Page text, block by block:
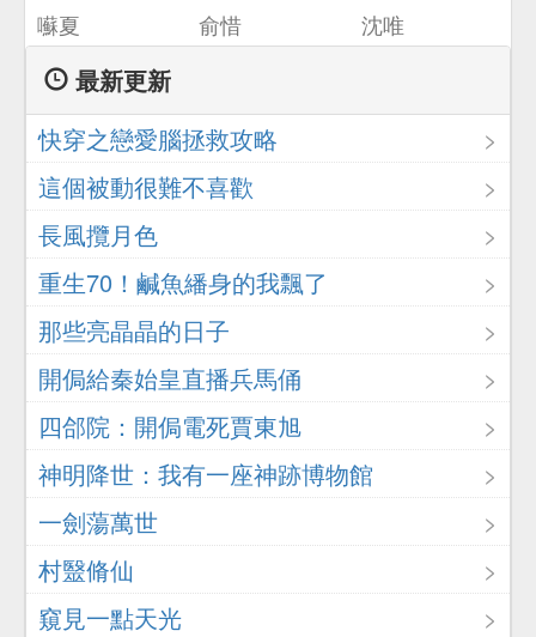
囌夏 俞惜 沈唯
最新更新
快穿之戀愛腦拯救攻略
這個被動很難不喜歡
長風攬月色
重生70！鹹魚繙身的我飄了
那些亮晶晶的日子
開侷給秦始皇直播兵馬俑
四郃院：開侷電死賈東旭
神明降世：我有一座神跡博物館
一劍蕩萬世
村毉脩仙
窺見一點天光